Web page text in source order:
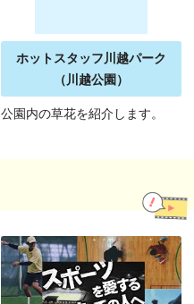
ホットスタッフ川越パーク
（川越公園）
公園内の草花を紹介します。